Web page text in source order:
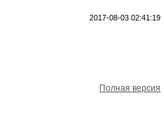
2017-08-03 02:41:19
Полная версия